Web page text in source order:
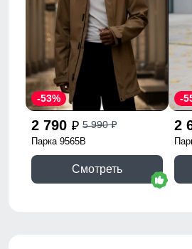
2 790 p 5 990p
-53%
Парка 9565B
Смотреть
2
-